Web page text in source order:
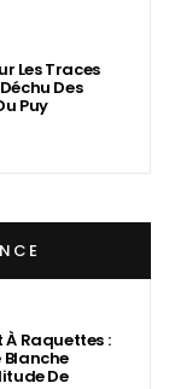
Les Traces
Des
Puy
À Raquettes :
Blanche
De